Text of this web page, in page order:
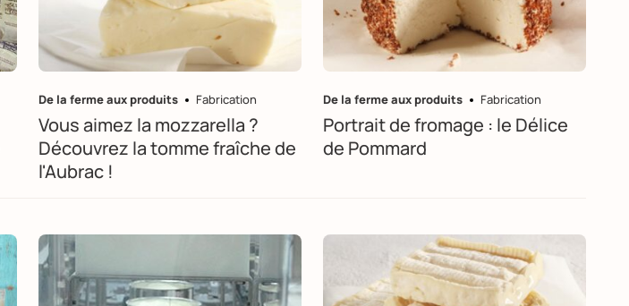
De la ferme aux produits Fabrication
Vous aimez la mozzarella ?
Découvrez la tomme fraîche de
l'Aubrac !
De la ferme aux produits Fabrication
Portrait de fromage : le Délice
de Pommard